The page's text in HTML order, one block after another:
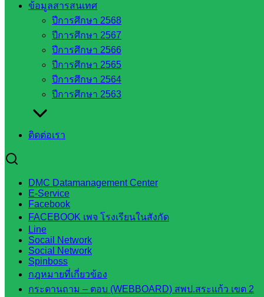
ข้อมูลสารสนเทศ
ปีการศึกษา 2568
ปีการศึกษา 2567
ปีการศึกษา 2566
ปีการศึกษา 2565
ปีการศึกษา 2564
ปีการศึกษา 2563
ติดต่อเรา
DMC Datamanagement Center
E-Service
Facebook
FACEBOOK เพจ โรงเรียนในสังกัด
Line
Socail Network
Social Network
Spinboss
กฎหมายที่เกี่ยวข้อง
กระดานถาม – ตอบ (WEBBOARD) สพป.สระแก้ว เขต 2
ส่วน
จังหวัด
สระแก้ว
ศึกษาธิการ
จังหวัด
สระแก้ว
สำนักงาน
ส.ก.ส.ค.
สระแก้ว
เขต 1
สพป.สระแก้ว
เขต 2
โรงเรียน
ในสังกัด
สพป.สระแก้ว
เขต 1
โรงเรียน